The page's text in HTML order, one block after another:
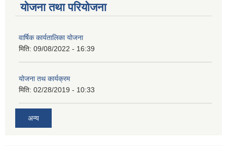
योजना तथा परियोजना
वार्षिक कार्यतालिका योजना
मिति: 09/08/2022 - 16:39
योजना तथ कार्यक्रम
मिति: 02/28/2019 - 10:33
अन्य